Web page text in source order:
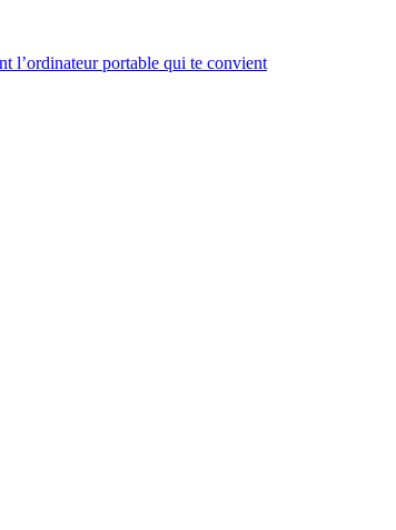
l’ordinateur portable qui te convient